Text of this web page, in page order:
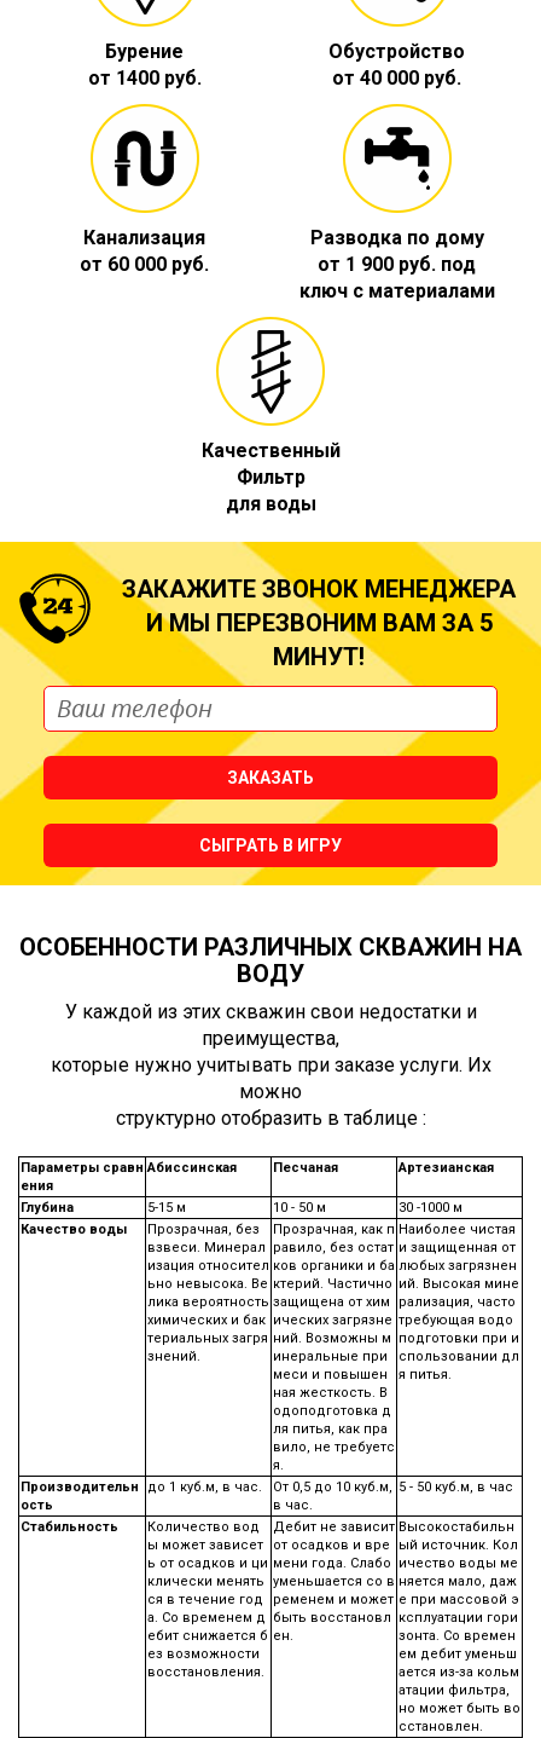
Бурение
от 1400 руб.
Обустройство
от 40 000 руб.
Канализация
от 60 000 руб.
Разводка по дому
от 1 900 руб. под
ключ с материалами
Качественный
Фильтр
для воды
ЗАКАЖИТЕ ЗВОНОК МЕНЕДЖЕРА
И МЫ ПЕРЕЗВОНИМ ВАМ ЗА 5
МИНУТ!
ЗАКАЗАТЬ
СЫГРАТЬ В ИГРУ
ОСОБЕННОСТИ РАЗЛИЧНЫХ СКВАЖИН НА
ВОДУ
У каждой из этих скважин свои недостатки и
преимущества,
которые нужно учитывать при заказе услуги. Их
можно
структурно отобразить в таблице :
Параметры сравн
ения
Абиссинская Песчаная Артезианская
Глубина 5-15 м 10 - 50 м
30 -1000 м
Качество воды
Прозрачная, без
взвеси. Минерал
изация относител
ьно невысока. Ве
лика вероятность
химических и бак
териальных загря
знений.
Прозрачная, как п
равило, без остат
ков органики и ба
ктерий. Частично
защищена от хим
ических загрязне
ний. Возможны м
инеральные при
меси и повышен
ная жесткость. В
одоподготовка д
ля питья, как пра
вило, не требуетс
я.
Наиболее чистая
и защищенная от
любых загрязнен
ий. Высокая мине
рализация, часто
требующая водо
подготовки при и
спользовании дл
я питья.
Производительн
ость
до 1 куб.м, в час.
От 0,5 до 10 куб.м,
в час.
5 - 50 куб.м, в час
Стабильность
Количество вод
ы может зависет
ь от осадков и ци
клически менять
ся в течение год
а. Со временем д
ебит снижается б
ез возможности
восстановления.
Дебит не зависит
от осадков и вре
мени года. Слабо
уменьшается со в
ременем и может
быть восстановл
ен.
Высокостабильн
ый источник. Кол
ичество воды ме
няется мало, даж
е при массовой э
ксплуатации гори
зонта. Со времен
ем дебит уменьш
ается из-за кольм
атации фильтра,
но может быть во
сстановлен.